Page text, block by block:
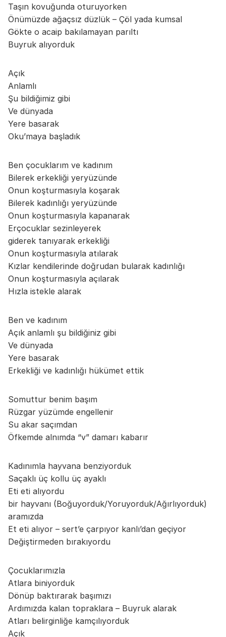
Taşın kovuğunda oturuyorken
Önümüzde ağaçsız düzlük – Çöl yada kumsal
Gökte o acaip bakılamayan parıltı
Buyruk alıyorduk
Açık
Anlamlı
Şu bildiğimiz gibi
Ve dünyada
Yere basarak
Oku’maya başladık
Ben çocuklarım ve kadınım
Bilerek erkekliği yeryüzünde
Onun koşturmasıyla koşarak
Bilerek kadınlığı yeryüzünde
Onun koşturmasıyla kapanarak
Erçocuklar sezinleyerek
giderek tanıyarak erkekliği
Onun koşturmasıyla atılarak
Kızlar kendilerinde doğrudan bularak kadınlığı
Onun koşturmasıyla açılarak
Hızla istekle alarak
Ben ve kadınım
Açık anlamlı şu bildiğiniz gibi
Ve dünyada
Yere basarak
Erkekliği ve kadınlığı hükümet ettik
Somuttur benim başım
Rüzgar yüzümde engellenir
Su akar saçımdan
Öfkemde alnımda “v” damarı kabarır
Kadınımla hayvana benziyorduk
Saçaklı üç kollu üç ayaklı
Eti eti alıyordu
bir hayvanı (Boğuyorduk/Yoruyorduk/Ağırlıyorduk)
aramızda
Et eti alıyor – sert’e çarpıyor kanlı’dan geçiyor
Değiştirmeden bırakıyordu
Çocuklarımızla
Atlara biniyorduk
Dönüp baktırarak başımızı
Ardımızda kalan topraklara – Buyruk alarak
Atları belirginliğe kamçılıyorduk
Açık